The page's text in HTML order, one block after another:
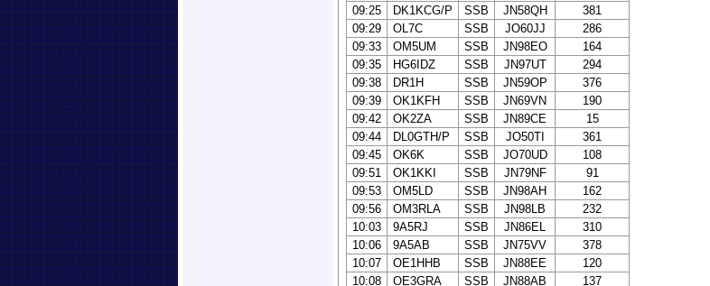
09:25
DK1KCG/P SSB JN58QH
381
09:29
OL7C SSB JO60JJ
286
09:33
OM5UM SSB JN98EO
164
09:35
HG6IDZ SSB JN97UT
294
09:38
DR1H SSB JN59OP
376
09:39
OK1KFH SSB JN69VN
190
09:42
OK2ZA SSB JN89CE
15
09:44
DL0GTH/P SSB JO50TI
361
09:45
OK6K SSB JO70UD
108
09:51
OK1KKI SSB JN79NF
91
09:53
OM5LD SSB JN98AH
162
09:56
OM3RLA SSB JN98LB
232
10:03
9A5RJ SSB JN86EL
310
10:06
9A5AB SSB JN75VV
378
10:07
OE1HHB SSB JN88EE
120
10:08
OE3GRA SSB JN88AB
137